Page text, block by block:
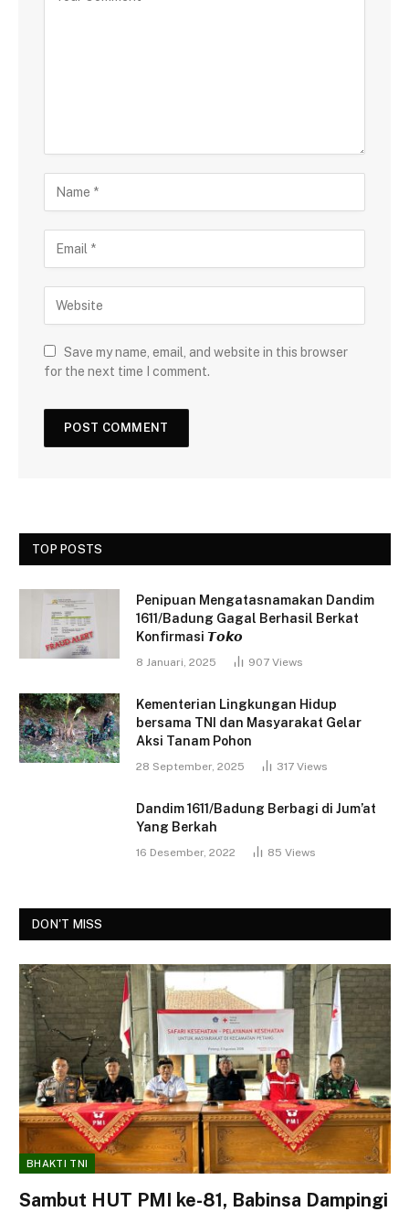
Save my name, email, and website in this browser
for the next time I comment.
TOP POSTS
Penipuan Mengatasnamakan Dandim
1611/Badung Gagal Berhasil Berkat
Konfirmasi 𝙏𝙤𝙠𝙤
8 Januari, 2025 907 Views
Kementerian Lingkungan Hidup
bersama TNI dan Masyarakat Gelar
Aksi Tanam Pohon
28 September, 2025 317 Views
Dandim 1611/Badung Berbagi di Jum’at
Yang Berkah
16 Desember, 2022 85 Views
DON'T MISS
BHAKTI TNI
Sambut HUT PMI ke-81, Babinsa Dampingi